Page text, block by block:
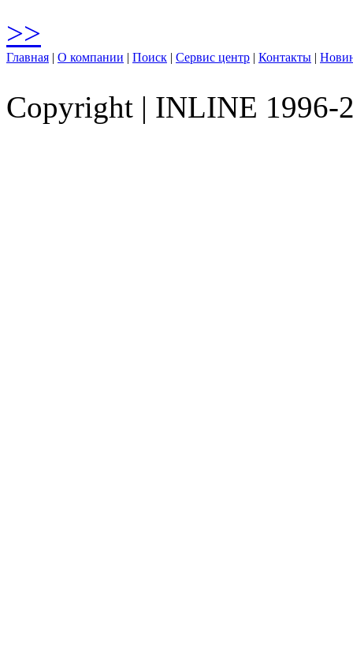
>>
Главная | О компании | Поиск | Сервис центр | Контакты |
Copyright | INLINE 1996-